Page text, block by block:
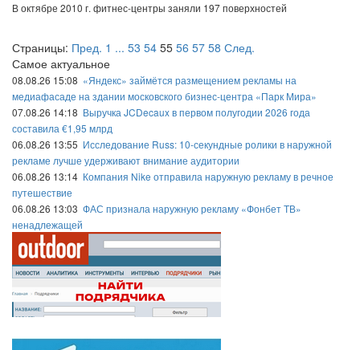
В октябре 2010 г. фитнес-центры заняли 197 поверхностей
Страницы: Пред. 1 ... 53 54 55 56 57 58 След.
Самое актуальное
08.08.26 15:08 «Яндекс» займётся размещением рекламы на
медиафасаде на здании московского бизнес-центра «Парк Мира»
07.08.26 14:18 Выручка JCDecaux в первом полугодии 2026 года
составила €1,95 млрд
06.08.26 13:55 Исследование Russ: 10-секундные ролики в наружной
рекламе лучше удерживают внимание аудитории
06.08.26 13:14 Компания Nike отправила наружную рекламу в речное
путешествие
06.08.26 13:03 ФАС признала наружную рекламу «Фонбет ТВ»
ненадлежащей